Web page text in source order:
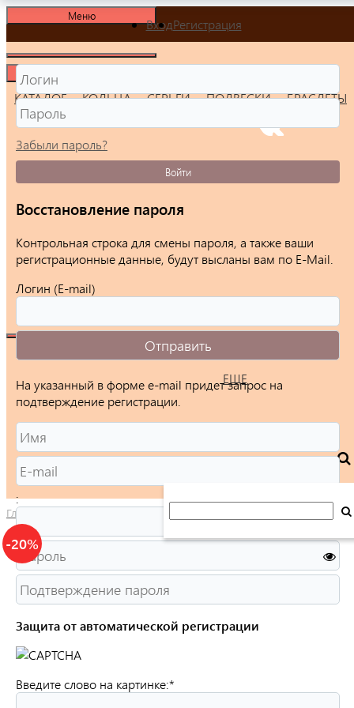
Меню
КАТАЛОГ КОЛЬЦА СЕРЬГИ ПОДВЕСКИ БРАСЛЕТЫ
ЕЩЕ
Главная Иконки
-20%
ВходРегистрация
Забыли пароль?
Войти
Восстановление пароля
Контрольная строка для смены пароля, а также ваши
регистрационные данные, будут высланы вам по E-Mail.
Логин (E-mail)
На указанный в форме e-mail придет запрос на
подтверждение регистрации.
:
Защита от автоматической регистрации
Введите слово на картинке:*